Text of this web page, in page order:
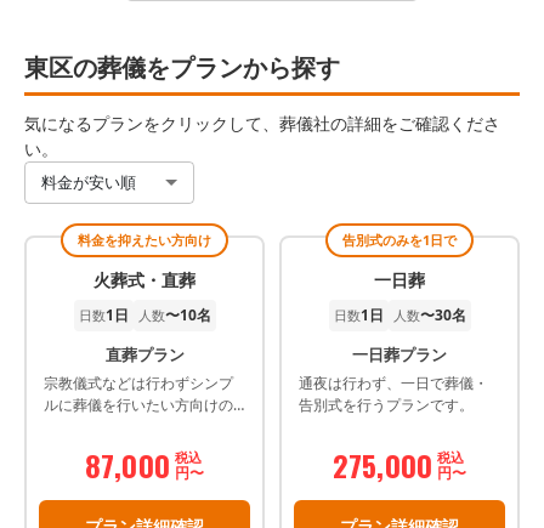
東区の葬儀をプランから探す
気になるプランをクリックして、葬儀社の詳細をご確認くださ
い。
料金が安い順
料金を抑えたい方向け
火葬式・直葬
日数1日 人数〜10名
直葬プラン
宗教儀式などは行わずシンプ
ルに葬儀を行いたい方向けの
87,000 税込
円〜
告別式のみを1日で
一日葬
日数1日 人数〜30名
一日葬プラン
通夜は行わず、一日で葬儀・
告別式を行うプランです。
275,000 税込
円〜